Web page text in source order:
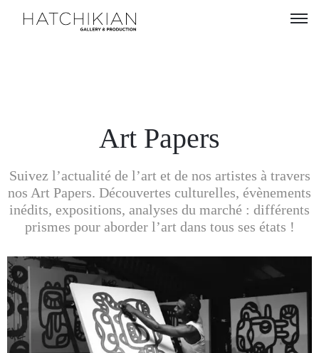
Visitez
notre
Art
Lire
notre
Magazine
Contact
Art Papers
Suivez l’actualité de l’art et de nos artistes à travers
nos Art Papers. Découvertes culturelles, évènements
inédits, expositions, analyses du marché : différents
prismes pour aborder l’art dans tous ses états !